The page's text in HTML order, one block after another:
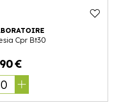
Cpr Bt30
90€
0